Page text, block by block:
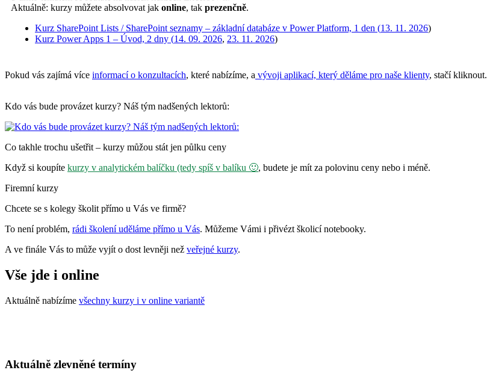
Aktuálně: kurzy můžete absolvovat jak online, tak prezenčně.
Kurz SharePoint Lists / SharePoint seznamy – základní databáze v Power Platform, 1 den (13. 11. 2026)
Kurz Power Apps 1 – Úvod, 2 dny (14. 09. 2026, 23. 11. 2026)
Pokud vás zajímá více informací o konzultacích, které nabízíme, a vývoji aplikací, který děláme pro naše klienty, stačí kliknout.
Kdo vás bude provázet kurzy? Náš tým nadšených lektorů:
Co takhle trochu ušetřit – kurzy můžou stát jen půlku ceny
Když si koupíte kurzy v analytickém balíčku (tedy spíš v balíku 🙂, budete je mít za polovinu ceny nebo i méně.
Firemní kurzy
Chcete se s kolegy školit přímo u Vás ve firmě?
To není problém, rádi školení uděláme přímo u Vás. Můžeme Vámi i přivézt školicí notebooky.
A ve finále Vás to může vyjít o dost levněji než veřejné kurzy.
Vše jde i online
Aktuálně nabízíme všechny kurzy i v online variantě
Aktuálně zlevněné termíny